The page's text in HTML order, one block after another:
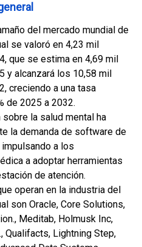
del mercado mundial de
se valoró en 4,23 mil
que se estima en 4,69 mil
y alcanzará los 10,58 mil
creciendo a una tasa
de 2025 a 2032.
la salud mental ha
la demanda de software de
a los
a adoptar herramientas
de atención.
operan en la industria del
son Oracle, Core Solutions,
Meditab, Holmusk Inc,
Qualifacts, Lightning Step,